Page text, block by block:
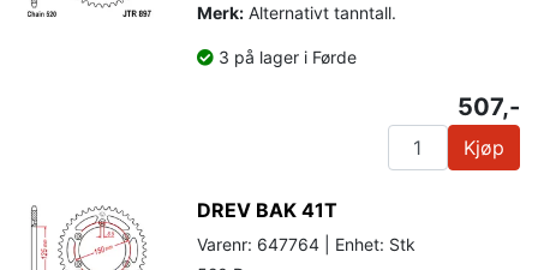
Merk: Alternativt tanntall.
3 på lager i Førde
507,-
Kjøp
DREV BAK 41T
Varenr: 647764 | Enhet: Stk